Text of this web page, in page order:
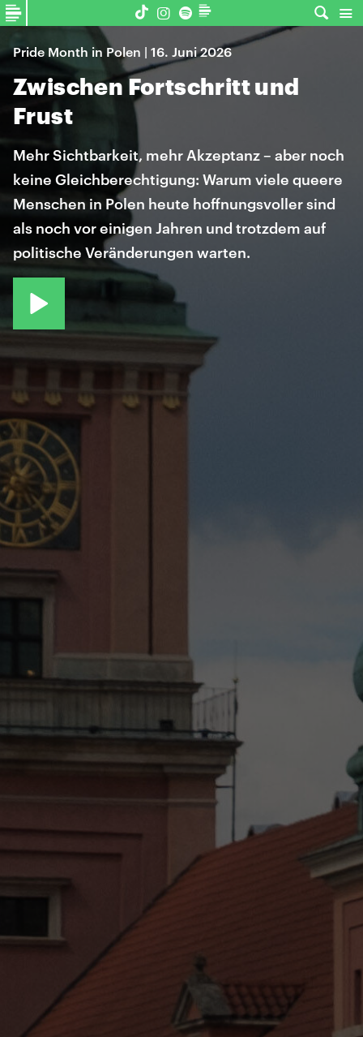
Pride Month in Polen | 16. Juni 2026
Zwischen Fortschritt und
Frust
Mehr Sichtbarkeit, mehr Akzeptanz – aber noch
keine Gleichberechtigung: Warum viele queere
Menschen in Polen heute hoffnungsvoller sind
als noch vor einigen Jahren und trotzdem auf
politische Veränderungen warten.